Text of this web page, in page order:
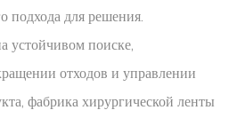
подхода для решения.
устойчивом поиске,
отходов и управлении
фабрика хирургической ленты